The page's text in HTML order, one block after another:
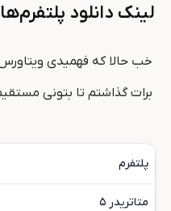
لینک دانلود
خب حالا که فهمیدی ویتاورس
برات گذاشتم تا بتونی
پلتفرم
متاتریدر ۵